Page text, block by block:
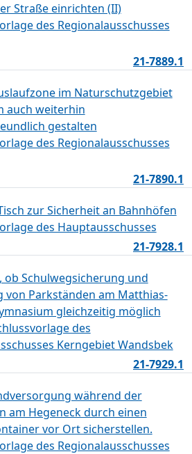
Straße einrichten (II)
des Regionalausschusses
21-7889.1
im Naturschutzgebiet
auch weiterhin
gestalten
des Regionalausschusses
21-7890.1
zur Sicherheit an Bahnhöfen
des Hauptausschusses
21-7928.1
ob Schulwegsicherung und
von Parkständen am Matthias-
gleichzeitig möglich
des
Kerngebiet Wandsbek
21-7929.1
während der
am Hegeneck durch einen
vor Ort sicherstellen.
des Regionalausschusses